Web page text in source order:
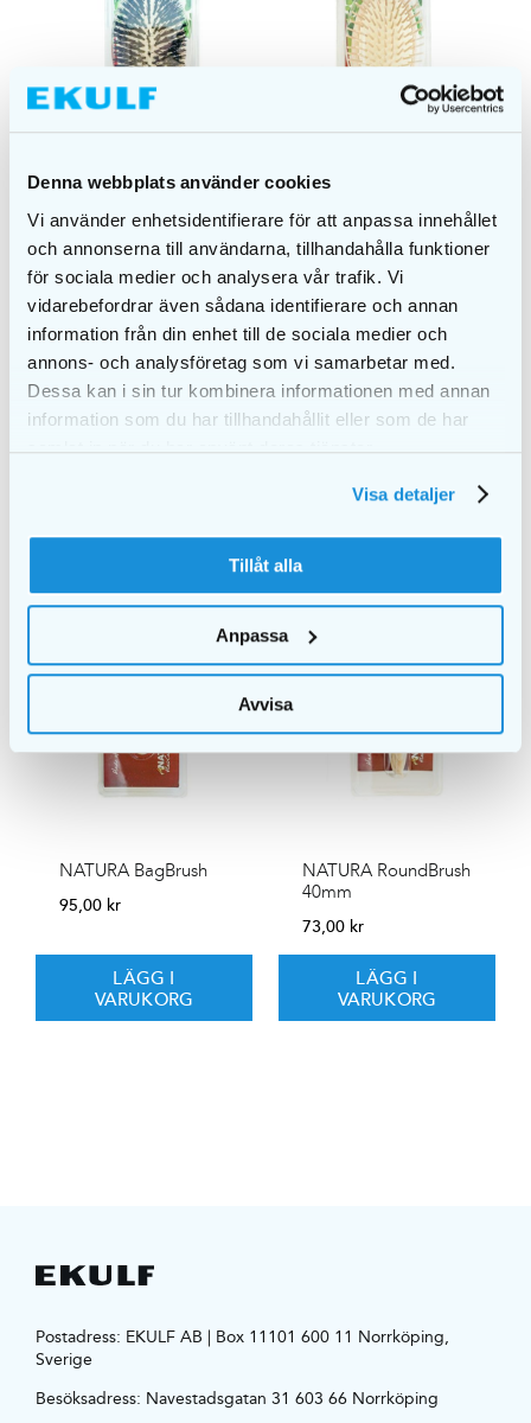
Denna webbplats använder cookies
Vi använder enhetsidentifierare för att anpassa innehållet
och annonserna till användarna, tillhandahålla funktioner
för sociala medier och analysera vår trafik. Vi
vidarebefordrar även sådana identifierare och annan
information från din enhet till de sociala medier och
annons- och analysföretag som vi samarbetar med.
Dessa kan i sin tur kombinera informationen med annan
information som du har tillhandahållit eller som de har
samlat in när du har använt deras tjänster.
Visa detaljer
Tillåt alla
Anpassa
Avvisa
NATURA OvalBrush
Mixed
111,00kr
LÄGG I
VARUKORG
NATURA OvalBrush
107,00 kr
LÄGG I
VARUKORG
NATURA BagBrush
95,00 kr
LÄGG I
VARUKORG
NATURA RoundBrush
40mm
73,00 kr
LÄGG I
VARUKORG
Postadress: EKULF AB | Box 11101 600 11 Norrköping,
Sverige
Besöksadress: Navestadsgatan 31 603 66 Norrköping